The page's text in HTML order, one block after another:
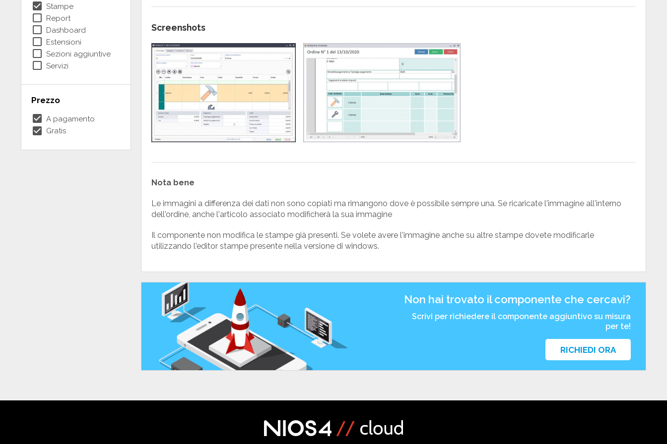
check_box Stampe
check_box_outline_blank Report
check_box_outline_blank Dashboard
check_box_outline_blank Estensioni
check_box_outline_blank Sezioni aggiuntive
check_box_outline_blank Servizi
Prezzo
check_box A pagamento
check_box Gratis
Screenshots
Nota bene
Le immagini a differenza dei dati non sono copiati ma rimangono dove è possibile sempre una. Se ricaricate l'immagine all'interno
dell'ordine, anche l'articolo associato modificherà la sua immagine
Il componente non modifica le stampe già presenti. Se volete avere l'immagine anche su altre stampe dovete modificarle
utilizzando l'editor stampe presente nella versione di windows.
Non hai trovato il componente che cercavi?
Scrivi per richiedere il componente aggiuntivo su misura
per te!
RICHIEDI ORA